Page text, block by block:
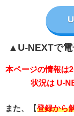
▲U-NEXTで
本ページの情報は
状況は U-
また、【登録から